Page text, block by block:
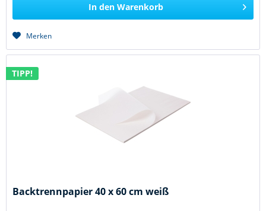
In den Warenkorb
Merken
TIPP!
Backtrennpapier 40 x 60 cm weiß